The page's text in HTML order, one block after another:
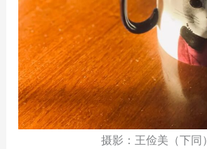
摄影：王俭美（下同）